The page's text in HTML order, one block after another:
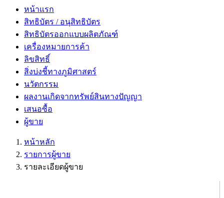
หน้าแรก
สิทธิบัตร / อนุสิทธิบัตร
สิทธิบัตรออกแบบผลิตภัณฑ์
เครื่องหมายการค้า
ลิขสิทธิ์
สิ่งบ่งชี้ทางภูมิศาสตร์
นวัตกรรม
ผลงานเกิดจากทรัพย์สินทางปัญญา
เสนอซื้อ
ผู้ขาย
หน้าหลัก
รายการผู้ขาย
รายละเอียดผู้ขาย